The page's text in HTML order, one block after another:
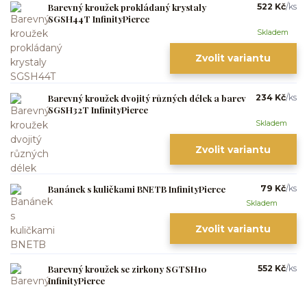
Barevný kroužek prokládaný krystaly
SGSH44T InfinityPierce
522 Kč/ks
Skladem
Zvolit variantu
Barevný kroužek dvojitý různých délek a barev
SGSH32T InfinityPierce
234 Kč/ks
Skladem
Zvolit variantu
Banánek s kuličkami BNETB InfinityPierce 79 Kč/ks
Skladem
Zvolit variantu
Barevný kroužek se zirkony SGTSH10
InfinityPierce
552 Kč/ks